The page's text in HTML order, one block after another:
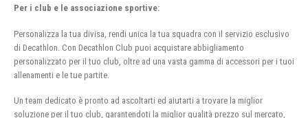
Per i club e le associazione sportive:
Personalizza la tua divisa, rendi unica la tua squadra con il servizio esclusivo
di Decathlon. Con Decathlon Club puoi acquistare abbigliamento
personalizzato per il tuo club, oltre ad una vasta gamma di accessori per i tuoi
allenamenti e le tue partite.
Un team dedicato è pronto ad ascoltarti ed aiutarti a trovare la miglior
soluzione per il tuo club, garantendoti la miglior qualità prezzo sul mercato,